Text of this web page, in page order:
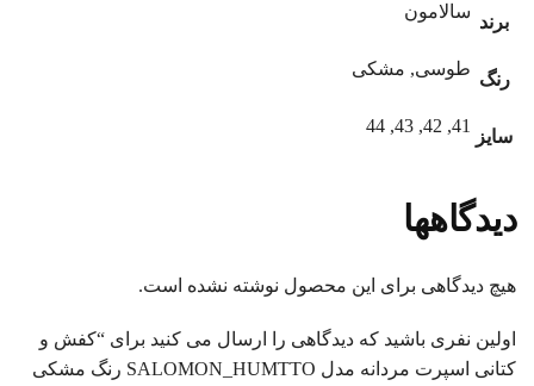
برند
سالامون
رنگ
طوسی, مشکی
سایز
41, 42, 43, 44
دیدگاهها
هیچ دیدگاهی برای این محصول نوشته نشده است.
اولین نفری باشید که دیدگاهی را ارسال می کنید برای “کفش و
کتانی اسپرت مردانه مدل SALOMON_HUMTTO رنگ مشکی